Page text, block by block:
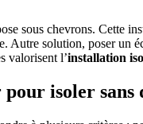
sous chevrons. Cette
Autre solution, poser un
valorisent l’installation
pour isoler